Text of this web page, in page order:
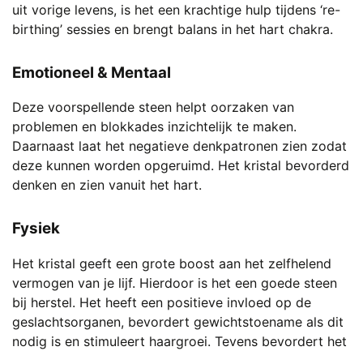
uit vorige levens, is het een krachtige hulp tijdens ‘re-
birthing’ sessies en brengt balans in het hart chakra.
Emotioneel & Mentaal
Deze voorspellende steen helpt oorzaken van
problemen en blokkades inzichtelijk te maken.
Daarnaast laat het negatieve denkpatronen zien zodat
deze kunnen worden opgeruimd. Het kristal bevorderd
denken en zien vanuit het hart.
Fysiek
Het kristal geeft een grote boost aan het zelfhelend
vermogen van je lijf. Hierdoor is het een goede steen
bij herstel. Het heeft een positieve invloed op de
geslachtsorganen, bevordert gewichtstoename als dit
nodig is en stimuleert haargroei. Tevens bevordert het